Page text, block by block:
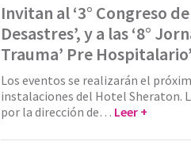
Invitan al ‘3° Congreso
Desastres’, y a las ‘8°
Trauma’ Pre Hospitalario’
Los eventos se realizarán el
instalaciones del Hotel Sheraton.
por la dirección de… Leer +